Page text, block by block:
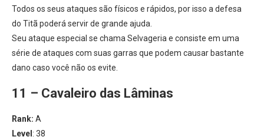
Todos os seus ataques são físicos e rápidos, por isso a defesa
do Titã poderá servir de grande ajuda.
Seu ataque especial se chama Selvageria e consiste em uma
série de ataques com suas garras que podem causar bastante
dano caso você não os evite.
11 – Cavaleiro das Lâminas
Rank: A
Level: 38